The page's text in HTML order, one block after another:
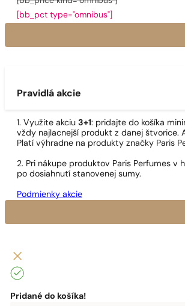
[bb_pct type="omnibus"]
Pravidlá akcie
1. Využite akciu 3+1: pridajte do košíka
vždy najlacnejší produkt z danej štvorice.
Platí výhradne na produkty značky Paris
2. Pri nákupe produktov Paris Perfumes
po dosiahnutí stanovenej sumy.
Podmienky akcie
Pridané do košíka!